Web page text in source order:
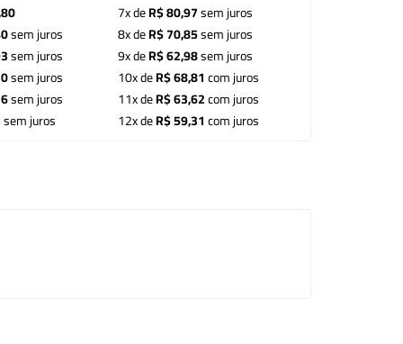
sem juros
sem juros
sem juros
sem juros
sem juros
7x deR$ 80,97sem juros
8x deR$ 70,85sem juros
9x deR$ 62,98sem juros
10x deR$ 68,81com juros
11x deR$ 63,62com juros
12x deR$ 59,31com juros